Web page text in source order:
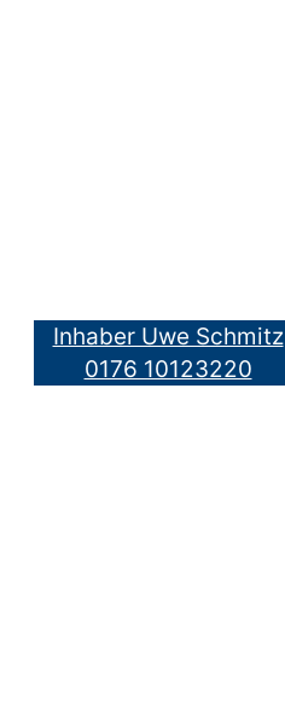
Inhaber Uwe Schmitz
0176 10123220